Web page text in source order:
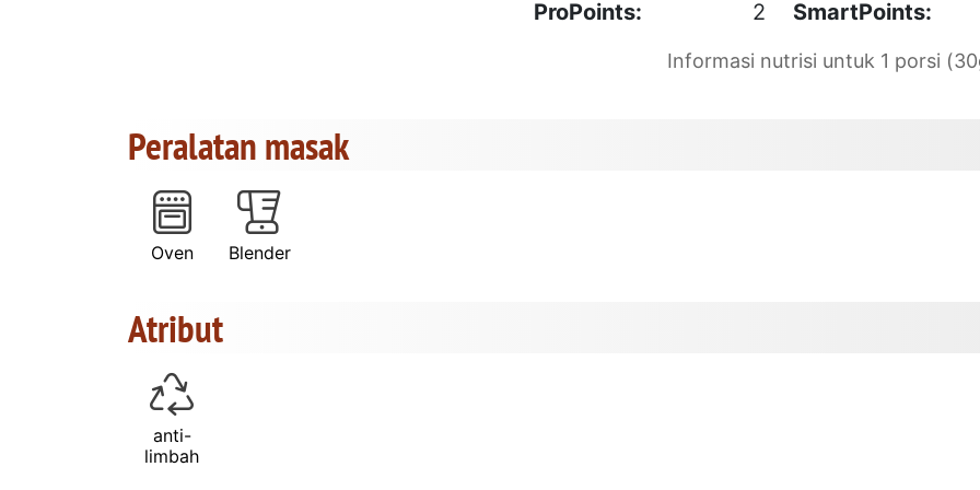
ProPoints: 2 SmartPoints:
Informasi nutrisi untuk 1 porsi
Peralatan masak
Oven Blender
Atribut
anti-
limbah